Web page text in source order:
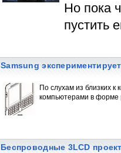
Но пока
пустить
Samsung
По слухам из близких
компьютерами в форме
Беспроводные 3LCD